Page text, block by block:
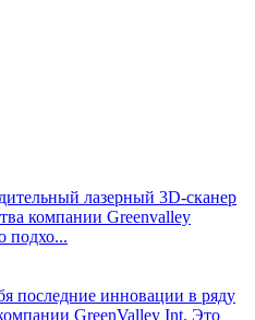
лазерный 3D-сканер
компании Greenvalley
подхо...
последние инновации в ряду
GreenValley Int. Это